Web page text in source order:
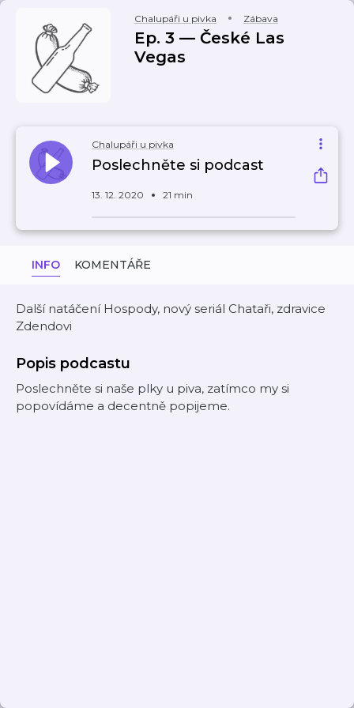
Chalupáři u pivka Zábava
Ep. 3 — České Las
Vegas
Chalupáři u pivka
Poslechněte si podcast
13. 12. 2020 21 min
INFO KOMENTÁŘE
Další natáčení Hospody, nový seriál Chataři, zdravice
Zdendovi
Popis podcastu
Poslechněte si naše plky u piva, zatímco my si
popovídáme a decentně popijeme.